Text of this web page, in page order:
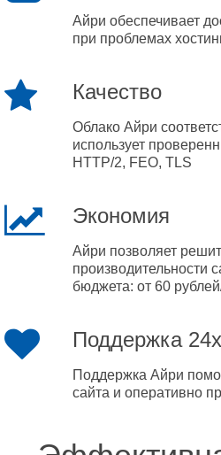
Айри обеспечивает
при проблемах
Качество
Облако Айри
использует
HTTP/2, FEO, TLS
Экономия
Айри позволяет
производительности
бюджета: от 60
Поддержка
Поддержка Айри
сайта и оперативно